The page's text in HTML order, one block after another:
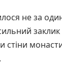
не за
стіни